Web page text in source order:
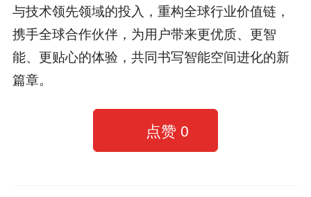
与技术领先领域的投入，重构全球行业价值链，
携手全球合作伙伴，为用户带来更优质、更智
能、更贴心的体验，共同书写智能空间进化的新
篇章。
点赞 0